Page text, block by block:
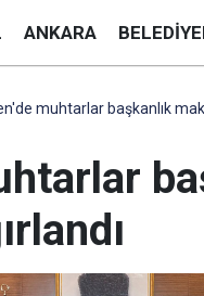
ANKARA
muhtarlar başkanlık